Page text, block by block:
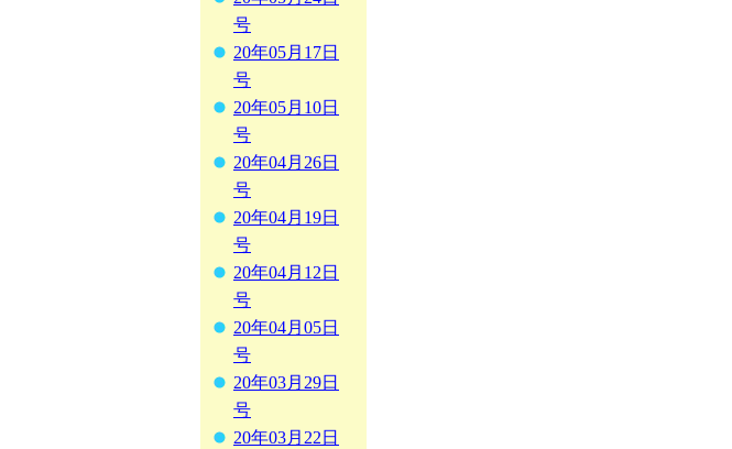
号
20年05月17日
号
20年05月10日
号
20年04月26日
号
20年04月19日
号
20年04月12日
号
20年04月05日
号
20年03月29日
号
20年03月22日